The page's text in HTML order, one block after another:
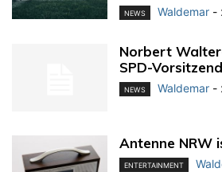
NEWS Waldemar -
Norbert
SPD-
NEWS Waldemar -
Antenne NRW
ENTERTAINMENT